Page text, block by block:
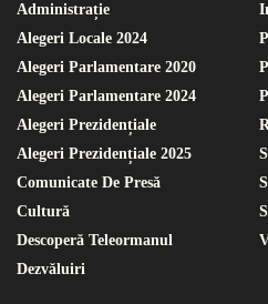
Administrație
Alegeri Locale 2024
Alegeri Parlamentare 2020
Alegeri Parlamentare 2024
Alegeri Prezidențiale
Alegeri Prezidențiale 2025
Comunicate De Presă
Cultură
Descoperă Teleormanul
Dezvăluiri